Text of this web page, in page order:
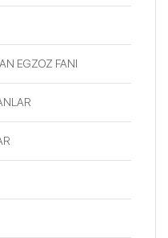
EGZOZ FANI